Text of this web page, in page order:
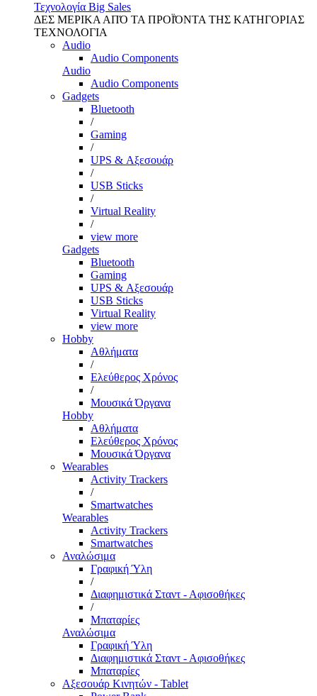
Τεχνολογία Big Sales
ΔΕΣ ΜΕΡΙΚΑ ΑΠΌ ΤΑ ΠΡΟΪΌΝΤΑ ΤΗΣ ΚΑΤΗΓΟΡΙΑΣ
ΤΕΧΝΟΛΟΓΙΑ
Audio
Audio Components
Audio
Audio Components
Gadgets
Bluetooth
/
Gaming
/
UPS & Αξεσουάρ
/
USB Sticks
/
Virtual Reality
/
view more
Gadgets
Bluetooth
Gaming
UPS & Αξεσουάρ
USB Sticks
Virtual Reality
view more
Hobby
Αθλήματα
/
Ελεύθερος Χρόνος
/
Μουσικά Όργανα
Hobby
Αθλήματα
Ελεύθερος Χρόνος
Μουσικά Όργανα
Wearables
Activity Trackers
/
Smartwatches
Wearables
Activity Trackers
Smartwatches
Αναλώσιμα
Γραφική Ύλη
/
Διαφημιστικά Σταντ - Αφισοθήκες
/
Μπαταρίες
Αναλώσιμα
Γραφική Ύλη
Διαφημιστικά Σταντ - Αφισοθήκες
Μπαταρίες
Αξεσουάρ Κινητών - Tablet